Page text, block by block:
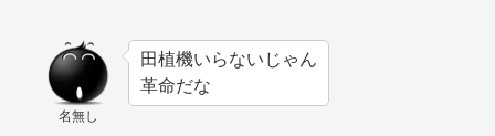
名無し
田植機いらないじゃん
革命だな